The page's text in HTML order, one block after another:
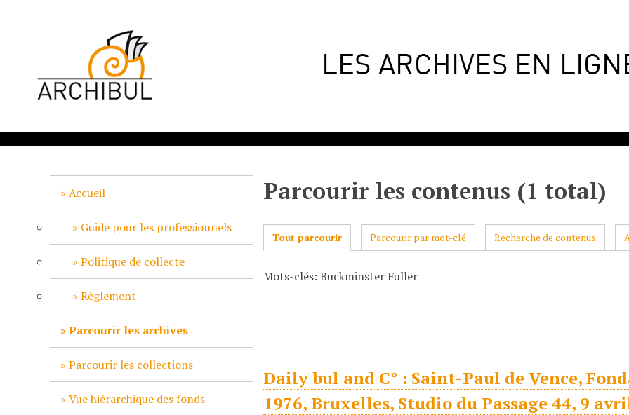
c
Accueil
Guide pour les professionnels
Politique de collecte
Règlement
Parcourir les archives
Parcourir les collections
Vue hiérarchique des fonds
Parcourir les contenus (1 total)
Tout parcourir Parcourir par mot-clé Recherche de contenus
Mots-clés: Buckminster Fuller
Daily bul and C° : Saint-Paul de Vence,
1976, Bruxelles, Studio du Passage 44, 9